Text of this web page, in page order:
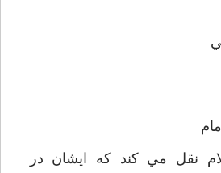
نقل مي كند كه ايشان در